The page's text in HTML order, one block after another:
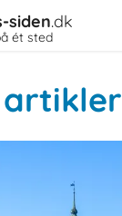
siden.dk
ét sted
artikler